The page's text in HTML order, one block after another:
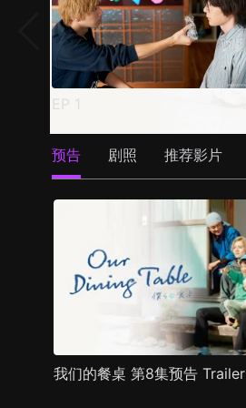
EP 1
预告 剧照 推荐影片
我们的餐桌 第8集预告 Trailer